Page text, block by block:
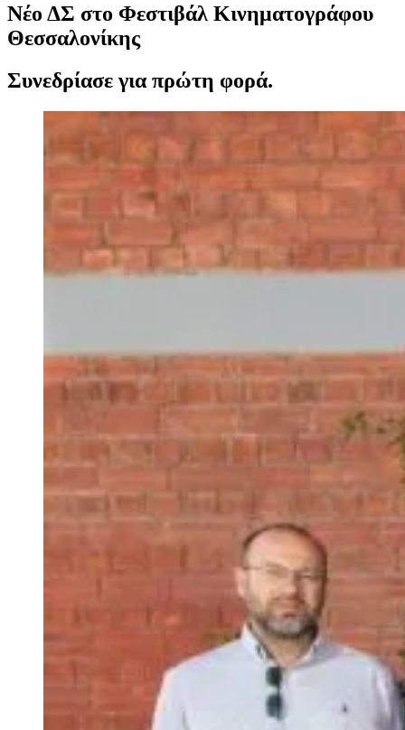
Νέο ΔΣ στο Φεστιβάλ Κινηματογράφου
Θεσσαλονίκης
Συνεδρίασε για πρώτη φορά.